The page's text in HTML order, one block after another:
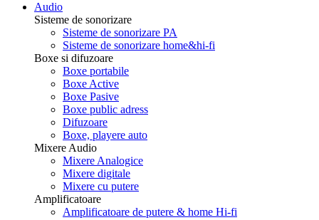
Audio
Sisteme de sonorizare
Sisteme de sonorizare PA
Sisteme de sonorizare home&hi-fi
Boxe si difuzoare
Boxe portabile
Boxe Active
Boxe Pasive
Boxe public adress
Difuzoare
Boxe, playere auto
Mixere Audio
Mixere Analogice
Mixere digitale
Mixere cu putere
Amplificatoare
Amplificatoare de putere & home Hi-fi